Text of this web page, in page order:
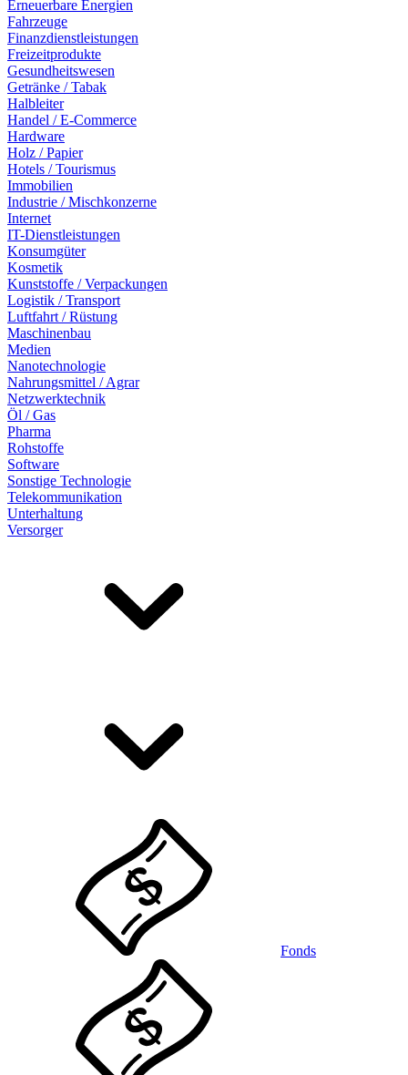
Erneuerbare Energien
Fahrzeuge
Finanzdienstleistungen
Freizeitprodukte
Gesundheitswesen
Getränke / Tabak
Halbleiter
Handel / E-Commerce
Hardware
Holz / Papier
Hotels / Tourismus
Immobilien
Industrie / Mischkonzerne
Internet
IT-Dienstleistungen
Konsumgüter
Kosmetik
Kunststoffe / Verpackungen
Logistik / Transport
Luftfahrt / Rüstung
Maschinenbau
Medien
Nanotechnologie
Nahrungsmittel / Agrar
Netzwerktechnik
Öl / Gas
Pharma
Rohstoffe
Software
Sonstige Technologie
Telekommunikation
Unterhaltung
Versorger
Fonds